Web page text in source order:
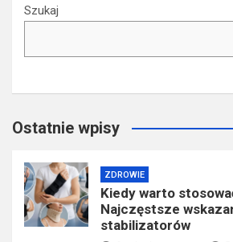
Szukaj
Ostatnie wpisy
ZDROWIE
Kiedy warto
Najczęstsze
stabilizatorów